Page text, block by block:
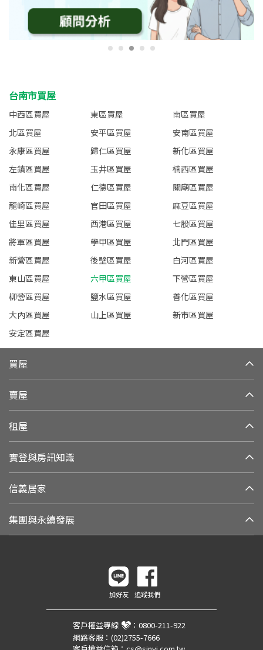
台南市買屋
中西區買屋 東區買屋
南區買屋
北區買屋
安平區買屋
安南區買屋
永康區買屋
歸仁區買屋
新化區買屋
左鎮區買屋
玉井區買屋
楠西區買屋
南化區買屋
仁德區買屋
關廟區買屋
龍崎區買屋
官田區買屋
麻豆區買屋
佳里區買屋
西港區買屋
七股區買屋
將軍區買屋
學甲區買屋
北門區買屋
新營區買屋
後壁區買屋
白河區買屋
東山區買屋
六甲區買屋
下營區買屋
柳營區買屋
鹽水區買屋
善化區買屋
大內區買屋
山上區買屋
新市區買屋
安定區買屋
買屋
賣屋
租屋
實登與房訊知識
信義居家
集團與永續發展
加好友 追蹤我們
客戶權益專線 ： 0800-211-922
網路客服： (02)2755-7666